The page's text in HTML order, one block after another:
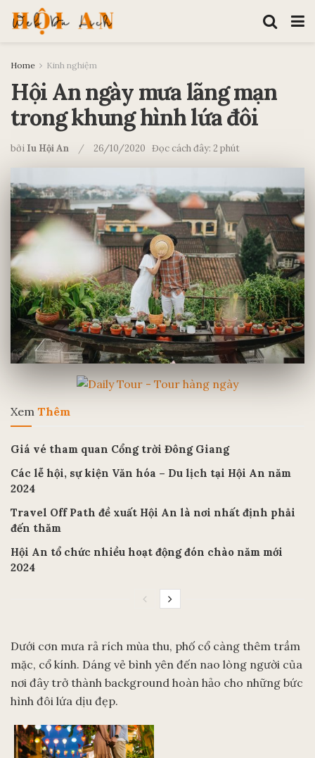
Home Kinh nghiệm
Hội An ngày mưa lãng mạn
trong khung hình lứa đôi
bởi Iu Hội An 26/10/2020 Đọc cách đây: 2 phút
Xem Thêm
Giá vé tham quan Cổng trời Đông Giang
Các lễ hội, sự kiện Văn hóa – Du lịch tại Hội An năm
2024
Travel Off Path đề xuất Hội An là nơi nhất định phải
đến thăm
Hội An tổ chức nhiều hoạt động đón chào năm mới
2024
Dưới cơn mưa rả rích mùa thu, phố cổ càng thêm trầm
mặc, cổ kính. Dáng vẻ bình yên đến nao lòng người của
nơi đây trở thành background hoàn hảo cho những bức
hình đôi lứa dịu đẹp.